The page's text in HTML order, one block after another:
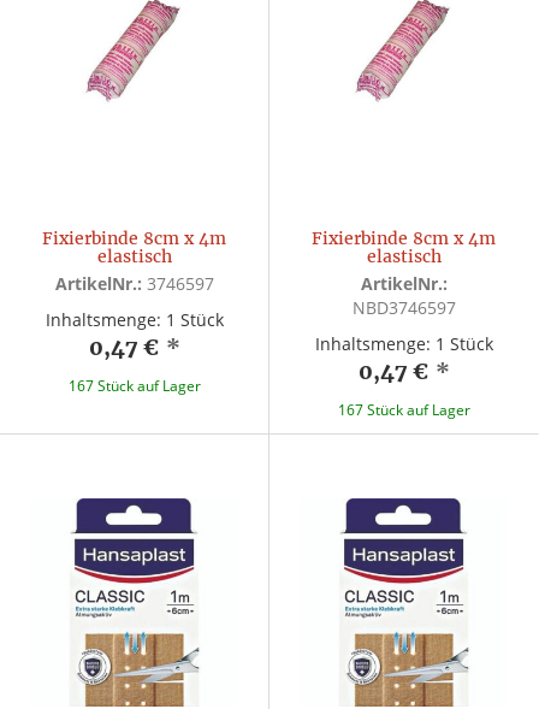
Fixierbinde 8cm x 4m
elastisch
ArtikelNr.: 3746597
Inhaltsmenge: 1 Stück
0,47 € *
167 Stück auf Lager
Fixierbinde 8cm x 4m
elastisch
ArtikelNr.:
NBD3746597
Inhaltsmenge: 1 Stück
0,47 € *
167 Stück auf Lager